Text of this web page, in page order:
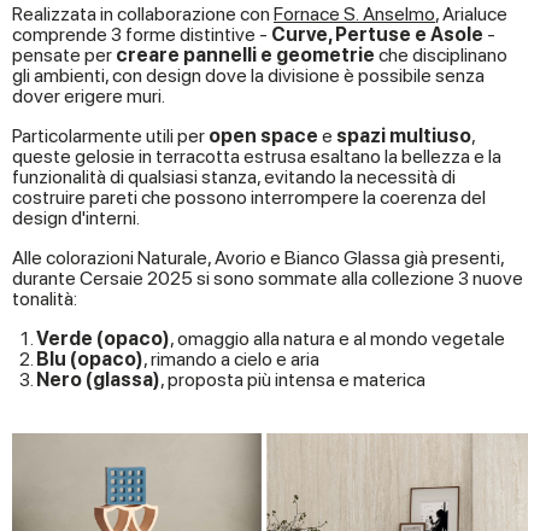
Realizzata in collaborazione con Fornace S. Anselmo, Arialuce
comprende 3 forme distintive - Curve, Pertuse e Asole -
pensate per creare pannelli e geometrie che disciplinano
gli ambienti, con design dove la divisione è possibile senza
dover erigere muri.
Particolarmente utili per open space e spazi multiuso,
queste gelosie in terracotta estrusa esaltano la bellezza e la
funzionalità di qualsiasi stanza, evitando la necessità di
costruire pareti che possono interrompere la coerenza del
design d'interni.
Alle colorazioni Naturale, Avorio e Bianco Glassa già presenti,
durante Cersaie 2025 si sono sommate alla collezione 3 nuove
tonalità:
Verde (opaco), omaggio alla natura e al mondo vegetale
Blu (opaco), rimando a cielo e aria
Nero (glassa), proposta più intensa e materica